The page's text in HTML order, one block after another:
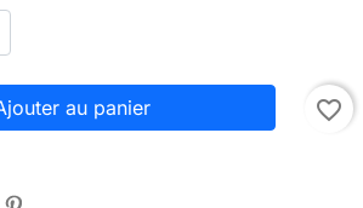
au panier favorite_border